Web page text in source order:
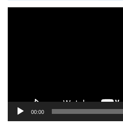
ดี
00:00